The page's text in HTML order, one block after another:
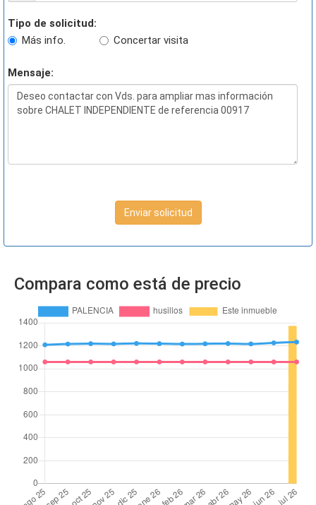
Tipo de solicitud:
Más info.
Concertar visita
Mensaje:
Enviar solicitud
Compara como está de precio